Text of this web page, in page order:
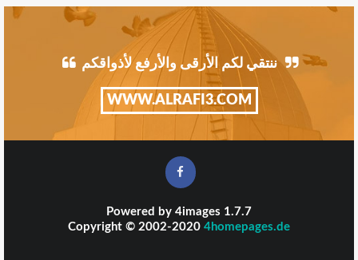
ننتقي لكم الأرقى والأرفع لأذواقكم
WWW.ALRAFI3.COM
Powered by 4images 1.7.7
Copyright © 2002-2020 4homepages.de